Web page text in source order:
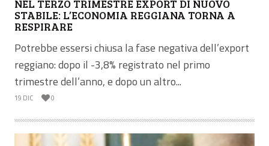
NEL TERZO TRIMESTRE EXPORT DI NUOVO
STABILE: L’ECONOMIA REGGIANA TORNA A
RESPIRARE
Potrebbe essersi chiusa la fase negativa dell’export
reggiano: dopo il -3,8% registrato nel primo
trimestre dell’anno, e dopo un altro...
19 DIC 0